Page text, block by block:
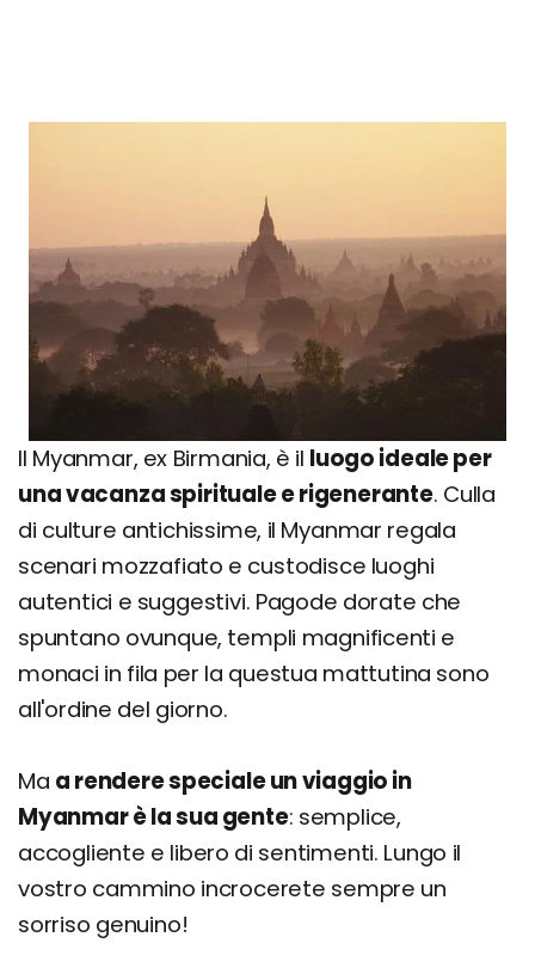
Il Myanmar, ex Birmania, è il luogo ideale per
una vacanza spirituale e rigenerante. Culla
di culture antichissime, il Myanmar regala
scenari mozzafiato e custodisce luoghi
autentici e suggestivi. Pagode dorate che
spuntano ovunque, templi magnificenti e
monaci in fila per la questua mattutina sono
all'ordine del giorno.
Ma a rendere speciale un viaggio in
Myanmar è la sua gente: semplice,
accogliente e libero di sentimenti. Lungo il
vostro cammino incrocerete sempre un
sorriso genuino!